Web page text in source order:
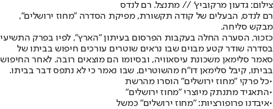
צילום: גדעון מרקוביץ' // מתנצל. רם לנדס
רם לנדס, הבעלים של קודה תקשורת, מפיקת הסדרה "מחוז ירושלים",
מבקש סליחה.
כזכור, הסערה החלה בעקבות הפרסום בעיתון "הארץ", לפיו בפרק התשיעי
בסדרה שודר קטע מבוים שבו נראים שוטרים עורכים חיפוש בביתו של
סאמר סלימאן משכונת עיסאוויה, ובסיומו הם מוצאים רובה. לאחר החיפוש
בביתו, קיבל סלימאן דו"ח מהשוטרים, שבו נאמר כי לא נתפס דבר בביתו.
•כל פרקי "מחוז ירושלים" הוסרו מהרשת
•התאגיד מתנתק מיוצרי "מחוז ירושלים"
•איבדנו פרופורציות: "מחוז ירושלים" כמשל